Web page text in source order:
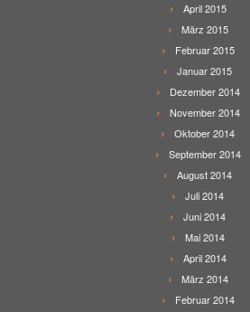
April 2015
März 2015
Februar 2015
Januar 2015
Dezember 2014
November 2014
Oktober 2014
September 2014
August 2014
Juli 2014
Juni 2014
Mai 2014
April 2014
März 2014
Februar 2014